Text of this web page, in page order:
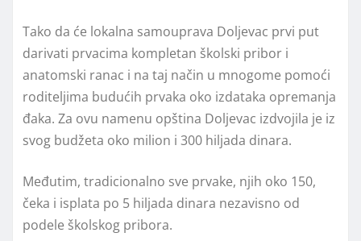
Tako da će lokalna samouprava Doljevac prvi put
darivati prvacima kompletan školski pribor i
anatomski ranac i na taj način u mnogome pomoći
roditeljima budućih prvaka oko izdataka opremanja
đaka. Za ovu namenu opština Doljevac izdvojila je iz
svog budžeta oko milion i 300 hiljada dinara.
Međutim, tradicionalno sve prvake, njih oko 150,
čeka i isplata po 5 hiljada dinara nezavisno od
podele školskog pribora.